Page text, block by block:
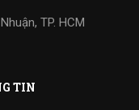
TP. HCM
TIN